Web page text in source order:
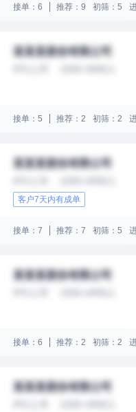
接单：6 推荐：9 初筛：5
某某某股份有限公司
接单：5 推荐：2 初筛：2
某某某股份有限公司
客户7天内有成单
接单：7 推荐：7 初筛：5
某某某股份有限公司
接单：6 推荐：2 初筛：2
某某某股份有限公司